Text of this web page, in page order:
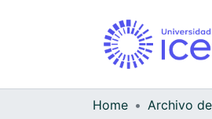
Home